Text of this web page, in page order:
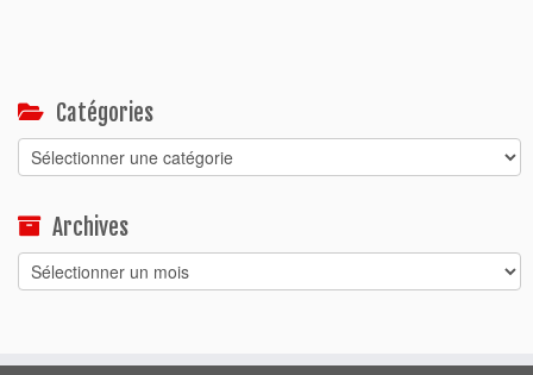
Catégories
Catégories
Archives
Archives